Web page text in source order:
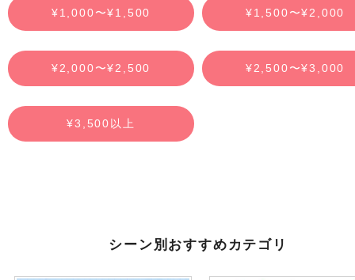
¥1,000〜¥1,500 ¥1,500〜¥2,000
¥2,000〜¥2,500 ¥2,500〜¥3,000
¥3,500以上
シーン別おすすめカテゴリ